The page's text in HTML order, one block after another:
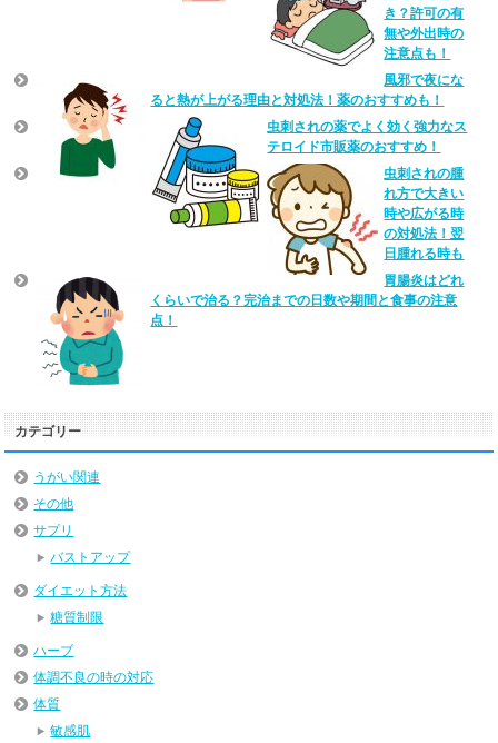
き？許可の有
無や外出時の
注意点も！
風邪で夜にな
ると熱が上がる理由と対処法！薬のおすすめも！
虫刺されの薬でよく効く強力なス
テロイド市販薬のおすすめ！
虫刺されの腫
れ方で大きい
時や広がる時
の対処法！翌
日腫れる時も
胃腸炎はどれ
くらいで治る？完治までの日数や期間と食事の注意
点！
カテゴリー
うがい関連
その他
サプリ
バストアップ
ダイエット方法
糖質制限
ハーブ
体調不良の時の対応
体質
敏感肌